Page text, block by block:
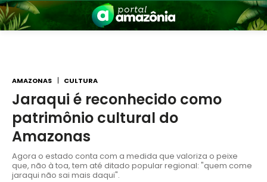
AMAZONAS CULTURA
Jaraqui é reconhecido como
patrimônio cultural do
Amazonas
Agora o estado conta com a medida que valoriza o peixe
que, não à toa, tem até ditado popular regional: "quem come
jaraqui não sai mais daqui".